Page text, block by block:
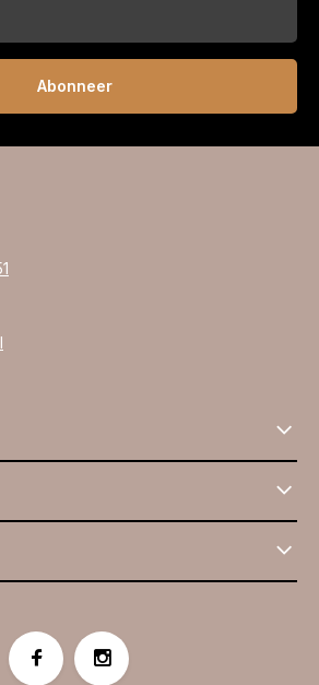
Abonneer